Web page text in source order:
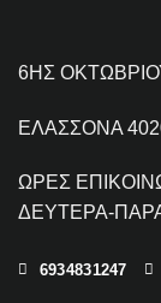
6ΗΣ
ΕΛΑΣΣΟΝΑ
ΩΡΕΣ
ΔΕΥΤΕΡΑ-
6934831247